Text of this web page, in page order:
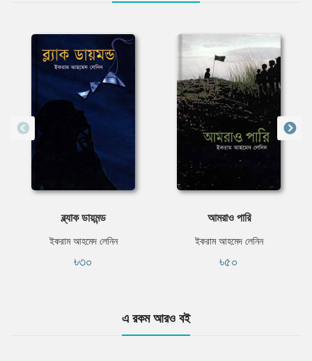
ব্ল্যাক ডায়মন্ড
ইকরাম আহমেদ লেনিন
৳৩০
আমরাও পারি
ইকরাম আহমেদ লেনিন
৳৫০
এ রকম আরও বই